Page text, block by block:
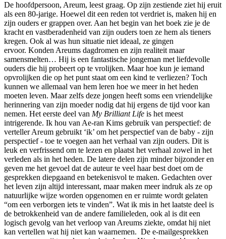
De hoofdpersoon, Areum, leest graag. Op zijn zestiende ziet hij eruit
als een 80-jarige. Hoewel dit een reden tot verdriet is, maken hij en
zijn ouders er grappen over. Aan het begin van het boek zie je de
kracht en vastberadenheid van zijn ouders toen ze hem als tieners
kregen. Ook al was hun situatie niet ideaal, ze gingen
ervoor. Konden Areums dagdromen en zijn realiteit maar
samensmelten… Hij is een fantastische jongeman met liefdevolle
ouders die hij probeert op te vrolijken. Maar hoe kun je iemand
opvrolijken die op het punt staat om een kind te verliezen? Toch
kunnen we allemaal van hem leren hoe we meer in het heden
moeten leven. Maar zelfs deze jongen heeft soms een vriendelijke
herinnering van zijn moeder nodig dat hij ergens de tijd voor kan
nemen. Het eerste deel van My Brilliant Life is het meest
intrigerende. Ik hou van Ae-ran Kims gebruik van perspectief: de
verteller Areum gebruikt ‘ik’ om het perspectief van de baby - zijn
perspectief - toe te voegen aan het verhaal van zijn ouders. Dit is
leuk en verfrissend om te lezen en plaatst het verhaal zowel in het
verleden als in het heden. De latere delen zijn minder bijzonder en
geven me het gevoel dat de auteur te veel haar best doet om de
gesprekken diepgaand en betekenisvol te maken. Gedachten over
het leven zijn altijd interessant, maar maken meer indruk als ze op
natuurlijke wijze worden opgenomen en er ruimte wordt gelaten
“om een verborgen iets te vinden”. Wat ik mis in het laatste deel is
de betrokkenheid van de andere familieleden, ook al is dit een
logisch gevolg van het verloop van Areums ziekte, omdat hij niet
kan vertellen wat hij niet kan waarnemen. De e-mailgesprekken